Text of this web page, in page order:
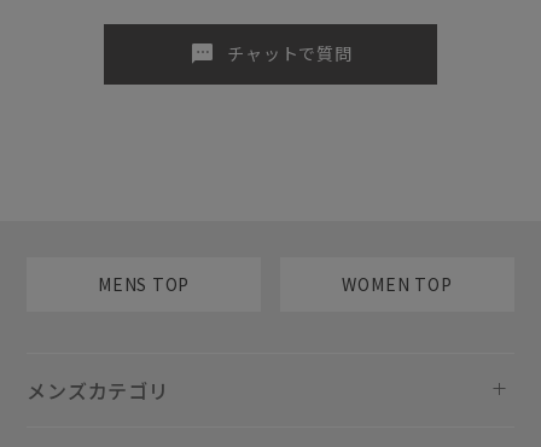
sms チャットで質問
MENS TOP WOMEN TOP
メンズカテゴリ